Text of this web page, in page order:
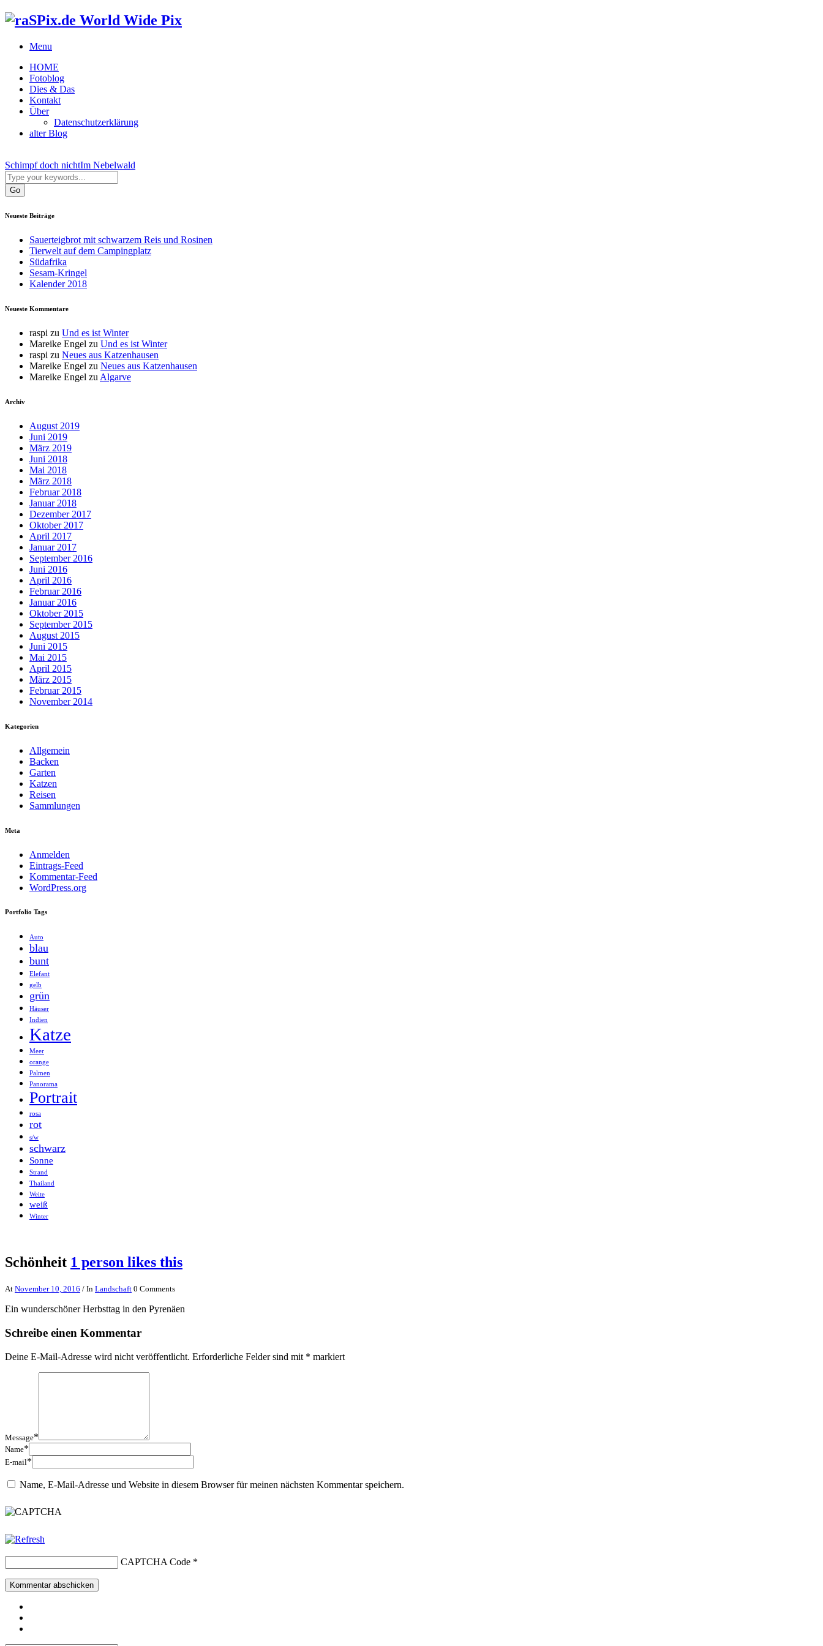
World Wide Pix
Menu
HOME
Fotoblog
Dies & Das
Kontakt
Über
Datenschutzerklärung
alter Blog
Schimpf doch nichtIm Nebelwald
Neueste Beiträge
Sauerteigbrot mit schwarzem Reis und Rosinen
Tierwelt auf dem Campingplatz
Südafrika
Sesam-Kringel
Kalender 2018
Neueste Kommentare
raspi zu Und es ist Winter
Mareike Engel zu Und es ist Winter
raspi zu Neues aus Katzenhausen
Mareike Engel zu Neues aus Katzenhausen
Mareike Engel zu Algarve
Archiv
August 2019
Juni 2019
März 2019
Juni 2018
Mai 2018
März 2018
Februar 2018
Januar 2018
Dezember 2017
Oktober 2017
April 2017
Januar 2017
September 2016
Juni 2016
April 2016
Februar 2016
Januar 2016
Oktober 2015
September 2015
August 2015
Juni 2015
Mai 2015
April 2015
März 2015
Februar 2015
November 2014
Kategorien
Allgemein
Backen
Garten
Katzen
Reisen
Sammlungen
Meta
Anmelden
Eintrags-Feed
Kommentar-Feed
WordPress.org
Portfolio Tags
Auto
blau
bunt
Elefant
gelb
grün
Häuser
Indien
Katze
Meer
orange
Palmen
Panorama
Portrait
rosa
rot
s/w
schwarz
Sonne
Strand
Thailand
Weite
weiß
Winter
Schönheit 1 person likes this
At November 10, 2016 / In Landschaft 0 Comments
Ein wunderschöner Herbsttag in den Pyrenäen
Schreibe einen Kommentar
Deine E-Mail-Adresse wird nicht veröffentlicht. Erforderliche Felder sind mit * markiert
Message*
Name*
E-mail*
Name, E-Mail-Adresse und Website in diesem Browser für meinen nächsten Kommentar speichern.
CAPTCHA Code *